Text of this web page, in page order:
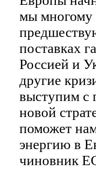
мы многому
поставках
Россией и
другие
выступим с
новой
поможет
энергию в
чиновник